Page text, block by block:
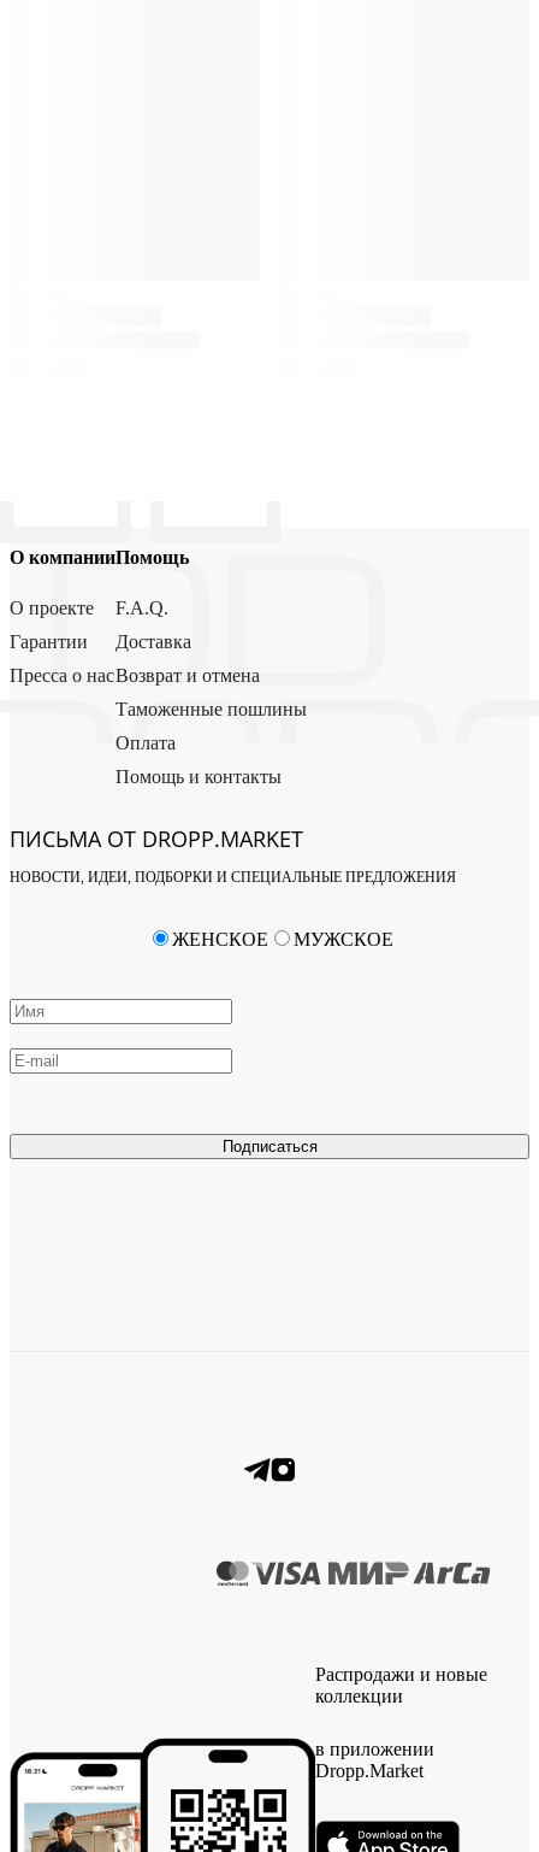
О компании
О проекте
Гарантии
Пресса о нас
Помощь
F.A.Q.
Доставка
Возврат и отмена
Таможенные пошлины
Оплата
Помощь и контакты
ПИСЬМА ОТ DROPP.MARKET
НОВОСТИ, ИДЕИ, ПОДБОРКИ И СПЕЦИАЛЬНЫЕ ПРЕДЛОЖЕНИЯ
Подписаться
ЖЕНСКОЕ МУЖСКОЕ
Распродажи и новые
коллекции
в приложении
Dropp.Market